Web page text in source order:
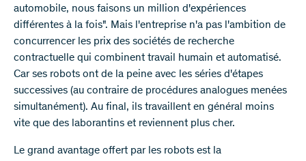
automobile, nous faisons un million d'expériences
différentes à la fois". Mais l'entreprise n'a pas l'ambition de
concurrencer les prix des sociétés de recherche
contractuelle qui combinent travail humain et automatisé.
Car ses robots ont de la peine avec les séries d'étapes
successives (au contraire de procédures analogues menées
simultanément). Au final, ils travaillent en général moins
vite que des laborantins et reviennent plus cher.
Le grand avantage offert par les robots est la